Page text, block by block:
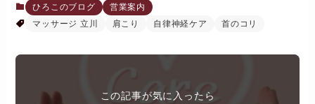
ひろこのブログ
営業案内
マッサージ 立川
肩こり 自律神経ケア 首のコリ
この記事が気に入ったら